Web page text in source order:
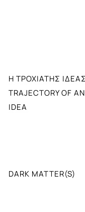
Η ΤΡΟΧΙΑΤΗΣ
TRAJECTORY OF AN
IDEA
DARK MATTER(S)